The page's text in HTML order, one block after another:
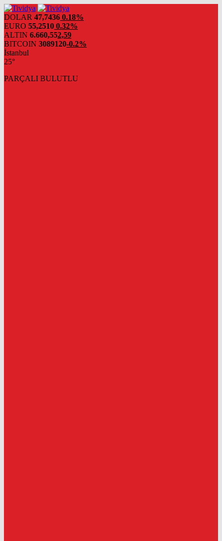
evden
eve
nakliyat
DOLAR 47,7436 0.18%
EURO 55,2510 0.32%
ALTIN 6.660,552,59
BITCOIN 3089120-0.2%
İstanbul
25°
PARÇALI BULUTLU